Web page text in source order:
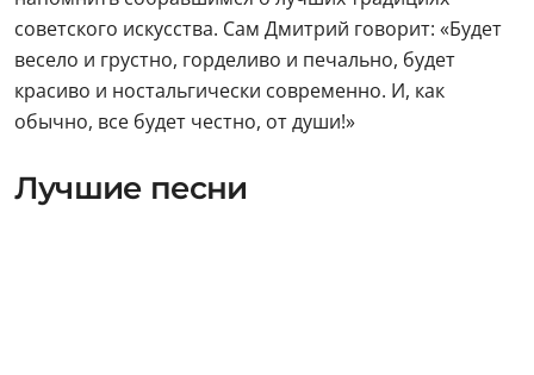
советского искусства. Сам Дмитрий говорит: «Будет
весело и грустно, горделиво и печально, будет
красиво и ностальгически современно. И, как
обычно, все будет честно, от души!»
Лучшие песни